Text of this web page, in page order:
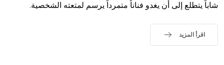
شاباً يتطلع إلى أن يغدو فناناً متمرداً يرسم لمتعته الشخصية.
اقرأ المزيد